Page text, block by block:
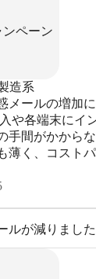
ンペーン
造系
メールの増加
や各端末にイ
手間がかから
薄く、コスト
ルが減りました